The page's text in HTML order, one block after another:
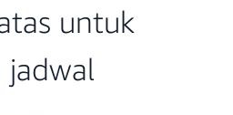
untuk
jadwal